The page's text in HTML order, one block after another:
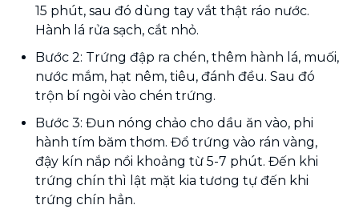
15 phút, sau đó dùng tay vắt thật ráo nước.
Hành lá rửa sạch, cắt nhỏ.
Bước 2: Trứng đập ra chén, thêm hành lá, muối,
nước mắm, hạt nêm, tiêu, đánh đều. Sau đó
trộn bí ngòi vào chén trứng.
Bước 3: Đun nóng chảo cho dầu ăn vào, phi
hành tím băm thơm. Đổ trứng vào rán vàng,
đậy kín nắp nồi khoảng từ 5-7 phút. Đến khi
trứng chín thì lật mặt kia tương tự đến khi
trứng chín hẳn.